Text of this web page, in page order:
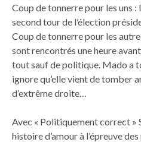
Coup de tonnerre pour les uns :
second tour de l’élection
Coup de tonnerre pour les
sont rencontrés une heure
tout sauf de politique. Mado a
ignore qu’elle vient de tomber
d’extrême droite…
Avec « Politiquement correct »
histoire d’amour à l’épreuve